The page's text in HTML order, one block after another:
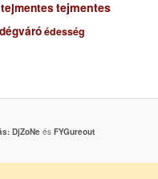
tejmentestejmentes
édesség
DjZoNeés FYGureout